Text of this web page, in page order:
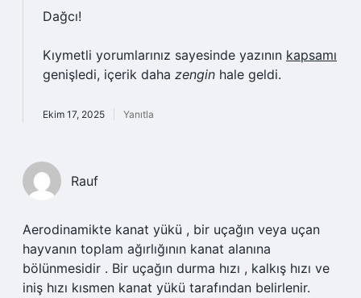
Dağcı!
Kıymetli yorumlarınız sayesinde yazının kapsamı
genişledi, içerik daha zengin hale geldi.
Ekim 17, 2025 Yanıtla
Rauf
Aerodinamikte kanat yükü , bir uçağın veya uçan
hayvanın toplam ağırlığının kanat alanına
bölünmesidir . ​​Bir uçağın durma hızı , kalkış hızı ve
iniş hızı kısmen kanat yükü tarafından belirlenir.